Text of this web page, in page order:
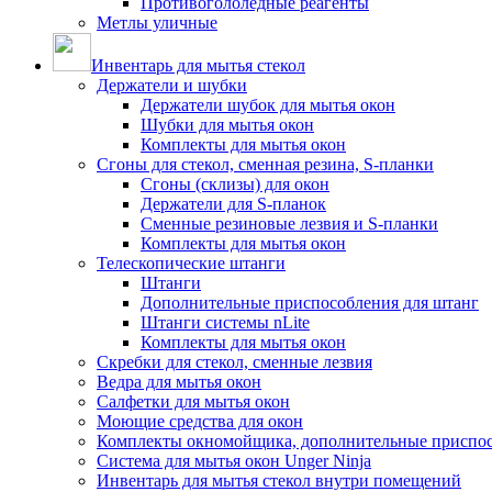
Метлы уличные
Инвентарь для мытья стекол
Держатели и шубки
Держатели шубок для мытья окон
Шубки для мытья окон
Комплекты для мытья окон
Сгоны для стекол, сменная резина, S-планки
Сгоны (склизы) для окон
Держатели для S-планок
Сменные резиновые лезвия и S-планки
Комплекты для мытья окон
Телескопические штанги
Штанги
Дополнительные приспособления для штанг
Штанги системы nLite
Комплекты для мытья окон
Скребки для стекол, сменные лезвия
Ведра для мытья окон
Салфетки для мытья окон
Моющие средства для окон
Комплекты окномойщика, дополнительные
Система для мытья окон Unger Ninja
Инвентарь для мытья стекол внутри помещений